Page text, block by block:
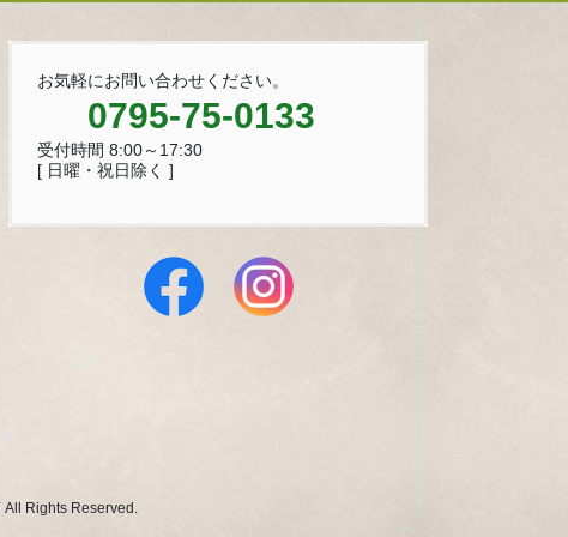
お気軽にお問い合わせください。
0795-75-0133
受付時間 8:00～17:30
[ 日曜・祝日除く ]
Rights Reserved.